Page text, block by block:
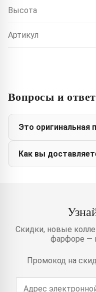
Высота
Артикул
Вопросы и
Это оригинальная
Как вы
Скидки, новые
фарфоре —
Промокод на